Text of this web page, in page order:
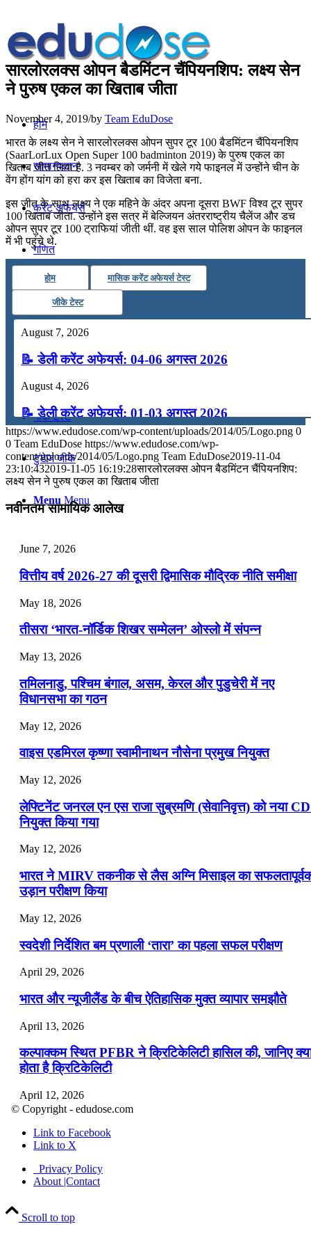
होम
सामान्यज्ञान
करेंट अफेयर्स
गणित
तर्कशक्ति
कंप्यूटर
मॉक टेस्ट
टुडेज जीके
Menu Menu
सारलोरलक्स ओपन बैडमिंटन चैंपियनशिप: लक्ष्‍य सेन
ने पुरुष एकल का खिताब जीता
November 4, 2019/by Team EduDose
भारत के लक्ष्‍य सेन ने सारलोरलक्स ओपन सुपर टूर 100 बैडमिंटन चैंपियनशिप
(SaarLorLux Open Super 100 badminton 2019) के पुरुष एकल का
खिताब जीत लिया है. 3 नवम्बर को जर्मनी में खेले गये फाइनल में उन्‍होंने चीन के
वेंग होंग यांग को हरा कर इस खिताब का विजेता बना.
इस जीत के साथ लक्ष्य ने एक महिने के अंदर अपना दूसरा BWF विश्व टूर सुपर
100 खिताब जीता. उन्होंने इस सत्र में बेल्जियन अंतरराष्ट्रीय चैलेंज और डच
ओपन सुपर टूर 100 ट्राफियां जीती थीं. वह इस साल पोलिश ओपन के फाइनल
में भी पहुंचे थे.
होम मासिक करेंट अफेयर्स टेस्ट
जीके टेस्ट
August 7, 2026
📝 डेली करेंट अफेयर्स: 04-06 अगस्त 2026
August 4, 2026
📝 डेली करेंट अफेयर्स: 01-03 अगस्त 2026
July 31, 2026
📝 डेली करेंट अफेयर्स: 28-31 जुलाई 2026
July 28, 2026
July 25, 2026
📝 डेली करेंट अफेयर्स: 22-24 जुलाई 2026
July 22, 2026
📝 डेली करेंट अफेयर्स: 19-21 जुलाई 2026
July 19, 2026
📝 डेली करेंट अफेयर्स: 16-18 जुलाई 2026
https://www.edudose.com/wp-content/uploads/2014/05/Logo.png 0
0 Team EduDose https://www.edudose.com/wp-
content/uploads/2014/05/Logo.png Team EduDose2019-11-04
23:10:432019-11-05 16:19:28सारलोरलक्स ओपन बैडमिंटन चैंपियनशिप:
लक्ष्‍य सेन ने पुरुष एकल का खिताब जीता
नवीनतम सामायिक आलेख
June 7, 2026
वित्तीय वर्ष 2026-27 की दूसरी द्विमासिक मौद्रिक नीति समीक्षा
May 18, 2026
तीसरा ‘भारत-नॉर्डिक शिखर सम्मेलन’ ओस्लो में संपन्न
May 13, 2026
तमिलनाडु, पश्चिम बंगाल, असम, केरल और पुडुचेरी में नए
विधानसभा का गठन
May 12, 2026
वाइस एडमिरल कृष्णा स्वामीनाथन नौसेना प्रमुख नियुक्त
May 12, 2026
लेफ्टिनेंट जनरल एन एस राजा सुब्रमणि (सेवानिवृत्त) को नया
नियुक्त किया गया
May 12, 2026
भारत ने MIRV तकनीक से लैस अग्नि मिसाइल का
उड़ान परीक्षण किया
May 12, 2026
स्वदेशी निर्देशित बम प्रणाली ‘तारा’ का पहला सफल परीक्षण
April 29, 2026
भारत और न्यूजीलैंड के बीच ऐतिहासिक मुक्त व्यापार समझौते
April 13, 2026
कल्पाक्कम स्थित PFBR ने क्रिटिकेलिटी हासिल की, जानिए
होता है क्रिटिकेलिटी
April 12, 2026
April 9, 2026
नासा का आर्टेमिस-2 मिशन: मनुष्य एक बार फिर से चंद्रमा के
पहुंचा
April 7, 2026
© Copyright - edudose.com
Link to Facebook
Link to X
Privacy Policy
About |Contact
Scroll to top